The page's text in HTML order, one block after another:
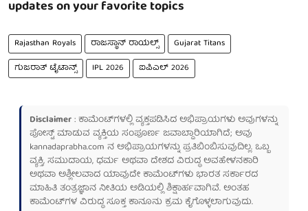
updates on your favorite topics
Rajasthan Royals ರಾಜಸ್ಥಾನ್ ರಾಯಲ್ಸ್
Gujarat Titans
ಗುಜರಾತ್ ಟೈಟಾನ್ಸ್
IPL 2026 ಐಪಿಎಲ್ 2026
Disclaimer: ಕಾಮೆಂಟ್‌ಗಳಲ್ಲಿ ವ್ಯಕ್ತಪಡಿಸಿದ ಅಭಿಪ್ರಾಯಗಳು ಅವುಗಳನ್ನು
ಪೋಸ್ಟ್ ಮಾಡುವ ವ್ಯಕ್ತಿಯ ಸಂಪೂರ್ಣ ಜವಾಬ್ದಾರಿಯಾಗಿದೆ; ಅವು
kannadaprabha.com ನ ಅಭಿಪ್ರಾಯಗಳನ್ನು ಪ್ರತಿಬಿಂಬಿಸುವುದಿಲ್ಲ. ಒಬ್ಬ
ವ್ಯಕ್ತಿ, ಸಮುದಾಯ, ಧರ್ಮ ಅಥವಾ ದೇಶದ ವಿರುದ್ಧ ಅವಹೇಳನಕಾರಿ
ಅಥವಾ ಅಶ್ಲೀಲವಾದ ಯಾವುದೇ ಕಾಮೆಂಟ್‌ಗಳು ಭಾರತ ಸರ್ಕಾರದ
ಮಾಹಿತಿ ತಂತ್ರಜ್ಞಾನ ನೀತಿಯ ಅಡಿಯಲ್ಲಿ ಶಿಕ್ಷಾರ್ಹವಾಗಿವೆ. ಅಂತಹ
ಕಾಮೆಂಟ್‌ಗಳ ವಿರುದ್ಧ ಸೂಕ್ತ ಕಾನೂನು ಕ್ರಮ ಕೈಗೊಳ್ಳಲಾಗುವುದು.